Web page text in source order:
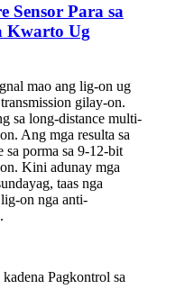
Sensor Para sa
Kwarto Ug
mao ang lig-on ug
gilay-on.
sa long-distance multi-
Ang mga resulta sa
sa porma sa 9-12-bit
Kini adunay mga
taas nga
on nga anti-